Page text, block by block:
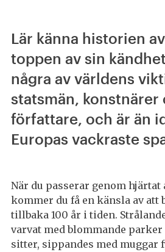
Lär känna historien
toppen av sin
några av världens
statsmän, konstnärer
författare, och är än
Europas vackraste
När du passerar genom hjärtat
kommer du få en känsla av
tillbaka 100 år i tiden.
varvat med blommande parker
sitter, sippandes med muggar